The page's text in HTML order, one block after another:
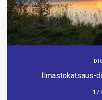
Ilmastokatsaus-